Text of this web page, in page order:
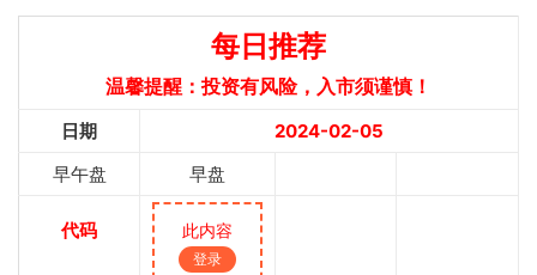
每日推荐
温馨提醒：投资有风险，入市须谨慎！
日期
2024-02-05
早午盘
早盘
代码 此内容
登录